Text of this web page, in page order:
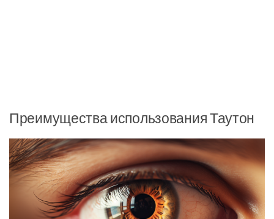
Преимущества использования Таутон